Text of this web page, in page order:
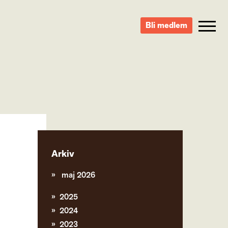
Bli medlem
Arkiv
maj 2026
2025
2024
2023